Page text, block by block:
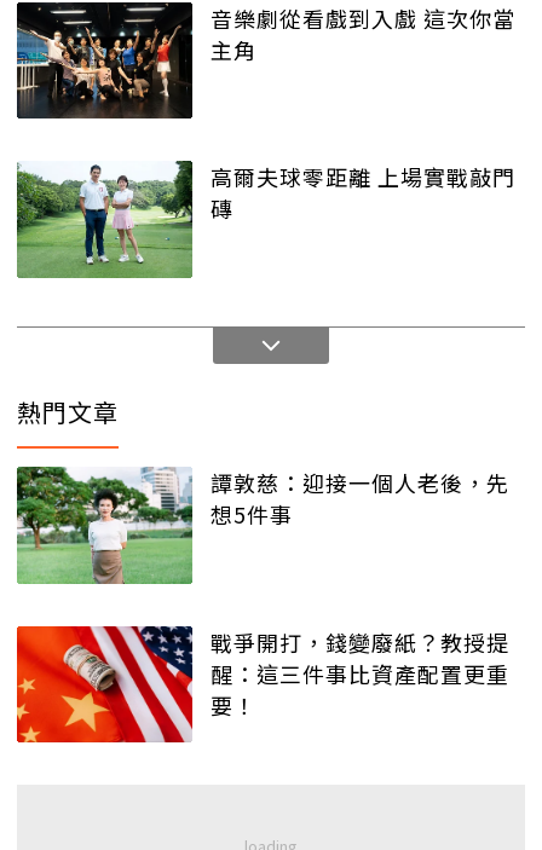
音樂劇從看戲到入戲 這次你當
主角
高爾夫球零距離 上場實戰敲門
磚
熱門文章
譚敦慈：迎接一個人老後，先
想5件事
戰爭開打，錢變廢紙？教授提
醒：這三件事比資產配置更重
要！